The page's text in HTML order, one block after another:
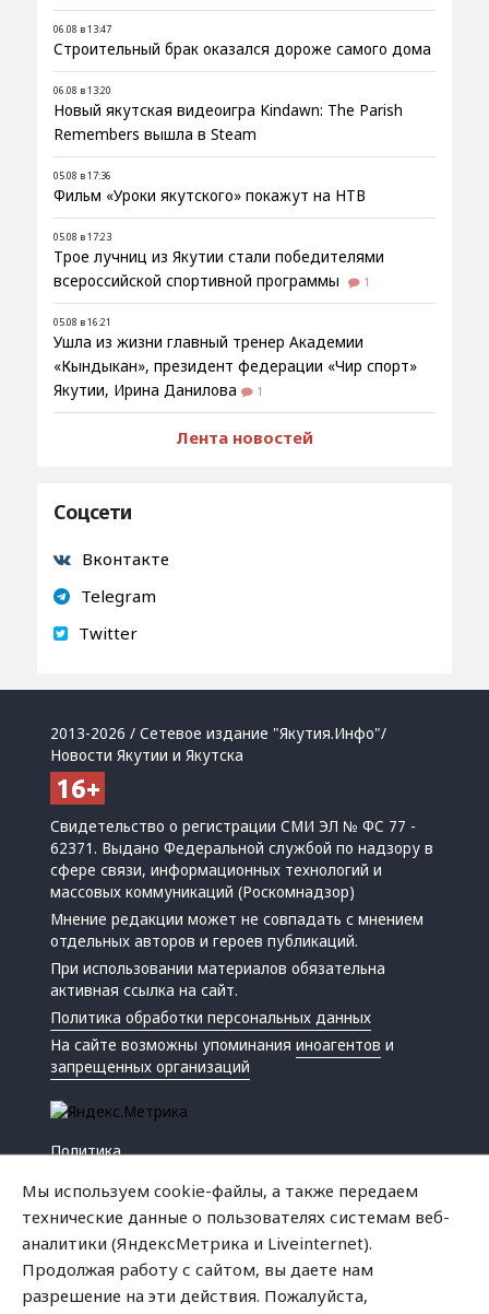
06.08 в 13:47
Строительный брак оказался дороже самого дома
06.08 в 13:20
Новый якутская видеоигра Kindawn: The Parish
Remembers вышла в Steam
05.08 в 17:36
Фильм «Уроки якутского» покажут на НТВ
05.08 в 17:23
Трое лучниц из Якутии стали победителями
всероссийской спортивной программы
1
05.08 в 16:21
Ушла из жизни главный тренер Академии
«Кындыкан», президент федерации «Чир спорт»
Якутии, Ирина Данилова
1
Лента новостей
Соцсети
Вконтакте
Telegram
Twitter
2013-2026 / Сетевое издание "Якутия.Инфо"/
Новости Якутии и Якутска
Свидетельство о регистрации СМИ ЭЛ № ФС 77 -
62371. Выдано Федеральной службой по надзору в
сфере связи, информационных технологий и
массовых коммуникаций (Роскомнадзор)
Мнение редакции может не совпадать с мнением
отдельных авторов и героев публикаций.
При использовании материалов обязательна
активная ссылка на сайт.
Политика обработки персональных данных
На сайте возможны упоминанияиноагентов и
запрещенных организаций
Политика
Мы используем cookie-файлы, а также передаем
технические данные о пользователях системам веб-
аналитики (ЯндексМетрика и Liveinternet).
Продолжая работу с сайтом, вы даете нам
разрешение на эти действия. Пожалуйста,